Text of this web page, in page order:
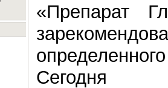
«Препарат
Сегодня